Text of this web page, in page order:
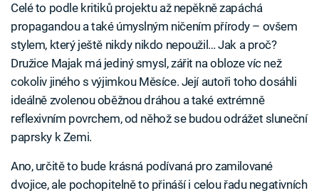
Celé to podle kritiků projektu až nepěkně zapáchá
propagandou a také úmyslným ničením přírody – ovšem
stylem, který ještě nikdy nikdo nepoužil… Jak a proč?
Družice Majak má jediný smysl, zářit na obloze víc než
cokoliv jiného s výjimkou Měsíce. Její autoři toho dosáhli
ideálně zvolenou oběžnou dráhou a také extrémně
reflexivním povrchem, od něhož se budou odrážet sluneční
paprsky k Zemi.
Ano, určitě to bude krásná podívaná pro zamilované
dvojice, ale pochopitelně to přináší i celou řadu negativních